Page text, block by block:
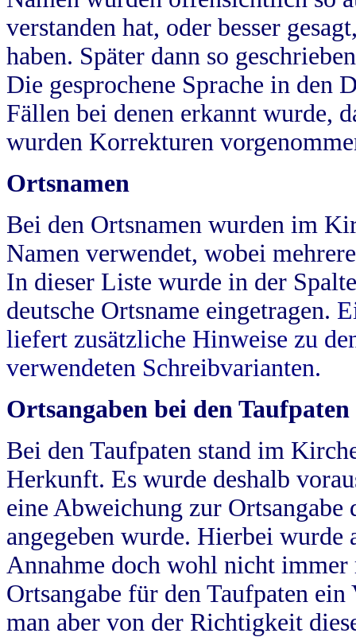
verstanden hat, oder besser
haben. Später dann so
Die gesprochene Sprache in
Fällen bei denen erkannt wurde,
wurden Korrekturen
Ortsnamen
Bei den Ortsnamen wurden im
Namen verwendet, wobei
In dieser Liste wurde in der
deutsche Ortsname eingetragen.
liefert zusätzliche Hinweise zu
verwendeten Schreibvarianten.
Ortsangaben bei den Taufpaten
Bei den Taufpaten stand im
Herkunft. Es wurde deshalb
eine Abweichung zur
angegeben wurde. Hierbei wurde
Annahme doch wohl nicht
Ortsangabe für den Taufpaten
man aber von der Richtigkeit